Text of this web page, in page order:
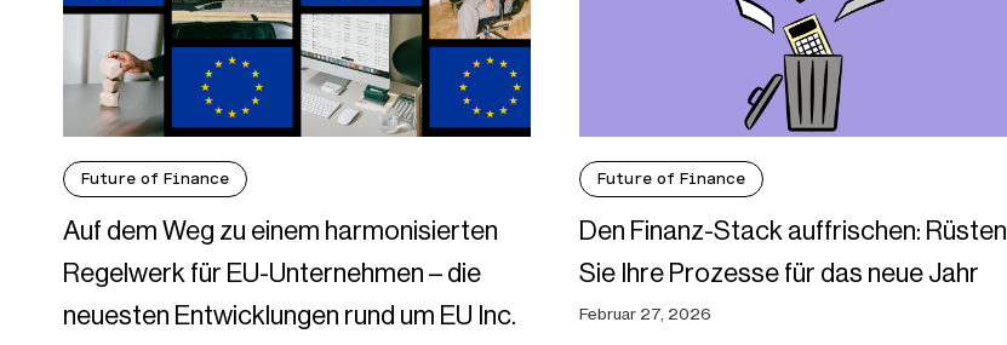
Future of Finance
Auf dem Weg zu einem harmonisierten
Regelwerk für EU-Unternehmen – die
neuesten Entwicklungen rund um EU Inc.
Future of Finance
Den Finanz-Stack auffrischen: Rüsten
Sie Ihre Prozesse für das neue Jahr
Februar 27, 2026